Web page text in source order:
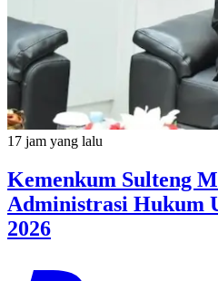
17 jam yang lalu
Kemenkum Sulteng
Administrasi Hukum
2026